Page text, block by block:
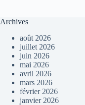
Archives
août 2026
juillet 2026
juin 2026
mai 2026
avril 2026
mars 2026
février 2026
janvier 2026